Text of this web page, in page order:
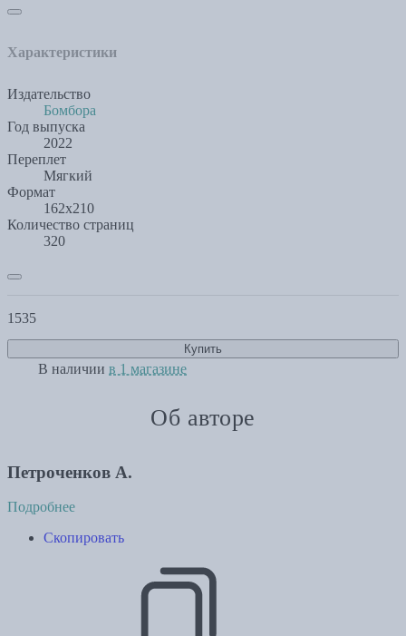
Характеристики
Издательство
Бомбора
Год выпуска
2022
Переплет
Мягкий
Формат
162x210
Количество страниц
320
1535
Купить
В наличии в 1 магазине
Об авторе
Петроченков А.
Подробнее
Скопировать